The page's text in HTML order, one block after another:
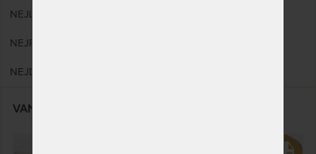
NEJLEVNĚJŠÍ
NEJPRODÁVANĚJŠÍ
NEJDRAŽŠÍ
VANNA SPA - vana z teaku